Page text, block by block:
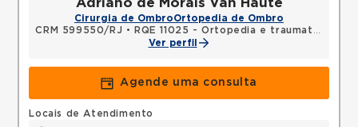
Adriano de Morais Van Haute
Cirurgia de OmbroOrtopedia de Ombro
CRM 599550/RJ •
RQE 11025 - Ortopedia e traumatologia
Ver perfil
Agende uma consulta
Locais de Atendimento